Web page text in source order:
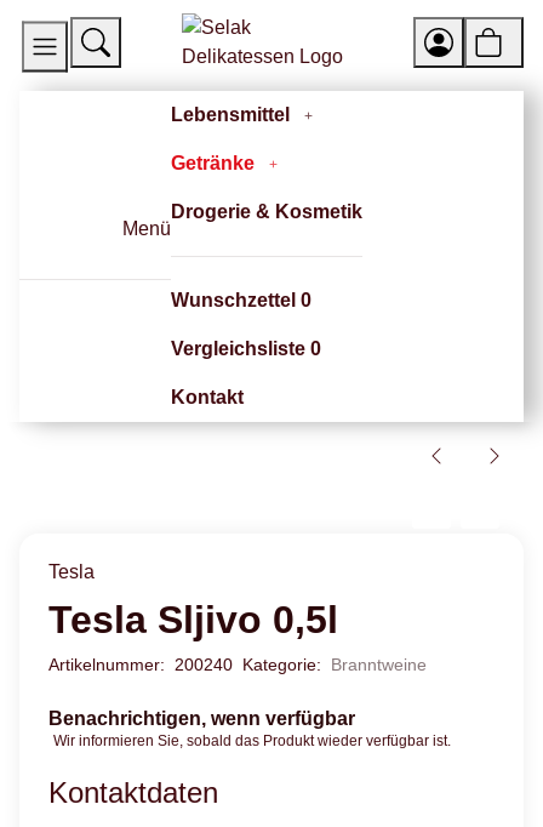
Menü
Lebensmittel
Getränke
Drogerie & Kosmetik
Wunschzettel 0
Vergleichsliste 0
Kontakt
Tesla
Tesla Sljivo 0,5l
Artikelnummer: 200240 Kategorie: Branntweine
Benachrichtigen, wenn verfügbar
Wir informieren Sie, sobald das Produkt wieder verfügbar ist.
Kontaktdaten